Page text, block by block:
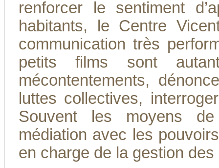
renforcer le sentiment
habitants, le Centre
communication très
petits films sont
mécontentements,
luttes collectives,
Souvent les moyens de
médiation avec les
en charge de la gestion